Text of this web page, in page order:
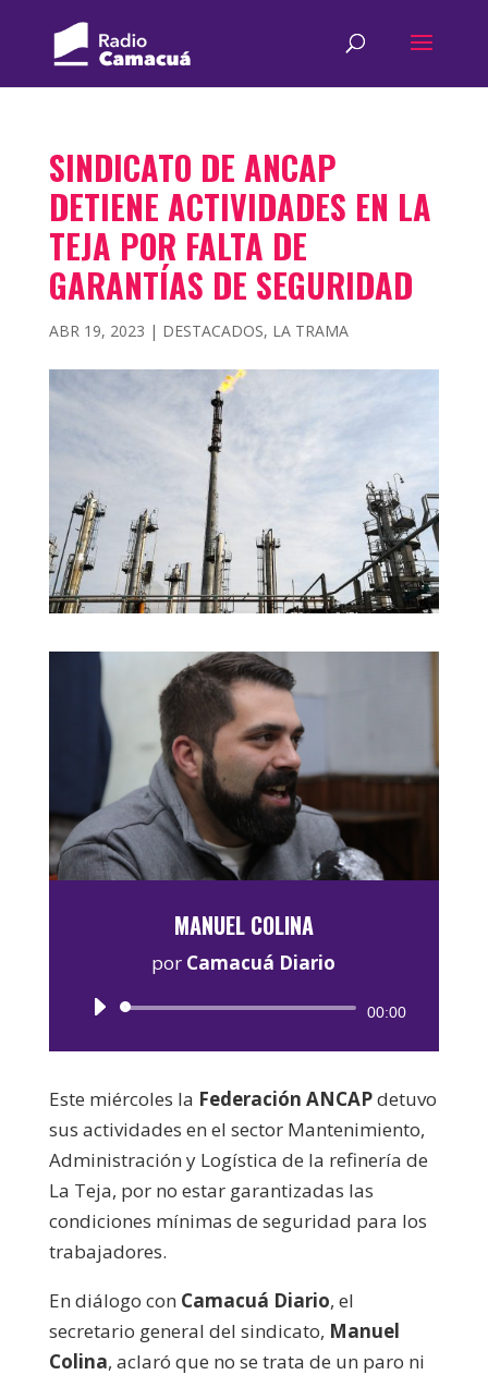
SINDICATO DE ANCAP
DETIENE ACTIVIDADES EN LA
TEJA POR FALTA DE
GARANTÍAS DE SEGURIDAD
ABR 19, 2023 | DESTACADOS, LA TRAMA
MANUEL COLINA
por Camacuá Diario
Reproductor
00:00
Este miércoles la Federación ANCAPdetuvo
sus actividades en el sector Mantenimiento,
Administración y Logística de la refinería de
La Teja, por no estar garantizadas las
condiciones mínimas de seguridad para los
trabajadores.
En diálogo con Camacuá Diario, el
secretario general del sindicato, Manuel
Colina, aclaró que no se trata de un paro ni